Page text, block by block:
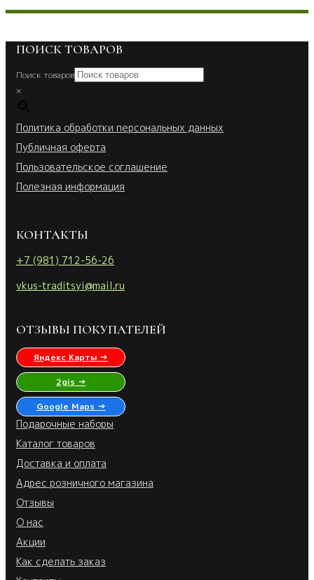
ПОИСК ТОВАРОВ
Поиск товаров
×
Политика обработки персональных данных
Публичная оферта
Пользовательское соглашение
Полезная информация
КОНТАКТЫ
+7 (981) 712-56-26
vkus-traditsyi@mail.ru
ОТЗЫВЫ ПОКУПАТЕЛЕЙ
Яндекс Карты →
2gis →
Google Maps →
Подарочные наборы
Каталог товаров
Доставка и оплата
Адрес розничного магазина
Отзывы
О нас
Акции
Как сделать заказ